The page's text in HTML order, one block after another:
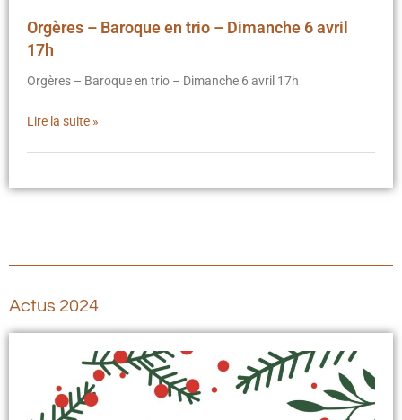
Orgères – Baroque en trio – Dimanche 6 avril
17h
Orgères – Baroque en trio – Dimanche 6 avril 17h
Lire la suite »
Actus 2024